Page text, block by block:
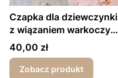
Czapka dla dziewczynki
z wiązaniem warkoczyki
wiosna/jesień
Cena
40,00 zł
Zobacz produkt